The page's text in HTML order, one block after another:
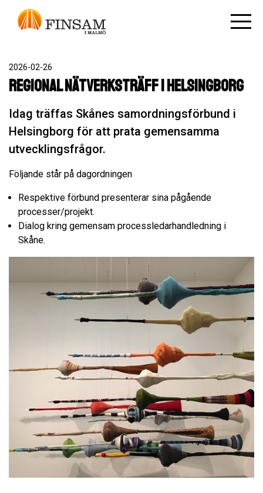
2026-02-26
Regional nätverksträff i Helsingborg
Idag träffas Skånes samordningsförbund i
Helsingborg för att prata gemensamma
utvecklingsfrågor.
Följande står på dagordningen
Respektive förbund presenterar sina pågående
processer/projekt.
Dialog kring gemensam processledarhandledning i
Skåne.